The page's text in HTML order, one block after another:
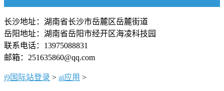
长沙地址：湖南省长沙市岳麓区岳麓街道
岳阳地址：湖南省岳阳市经开区海凌科技园
联系电话：13975088831
邮箱：251635860@qq.com
j9国际站登录 > ai应用 >